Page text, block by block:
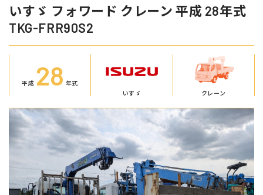
いすゞ フォワード クレーン 平成 28年式
TKG-FRR90S2
平成 28 年式
いすゞ
クレーン